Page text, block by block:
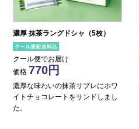
濃厚 抹茶ラングドシャ（5枚）
クール便でお届け
価格 770
濃厚な味わいの抹茶サブレにホワ
イトチョコレートをサンドしまし
た。